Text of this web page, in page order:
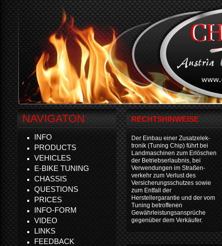
RECHTSHINWEISE
Der Einbau einer Zusatzelek-
tronik (Tuning Chip) führt bei
Landmaschinen zum Erlöschen
der Betriebserlaubnis, bei
Verwendungen im Straßen-
verkehr zum Verlust des
Versicherungsschutzes sowie
zum Entfall der
Herstellergarantie und der vom
Tuning betroffenen
Gewährleistungsansprüche
gegenüber dem Verkäufer.
NAVIGATON
INFO
PRODUCTS
VEHICLES
E-BIKE TUNING
CHASSIS
QUESTIONS
PRICES
INFO-FORM
VIDEO
LINKS
FEEDBACK